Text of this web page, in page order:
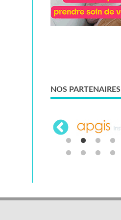
NOS PARTENAIRES